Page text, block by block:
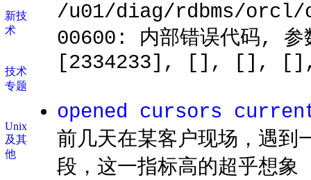
新技
术
技术
专题
Unix
及其
他
/u01/diag/rdbms/orcl/
00600: 内部错误代码
[2334233], [], [],
opened cursors current
前几天在某客户现场，遇
段，这一指标高的超乎想象